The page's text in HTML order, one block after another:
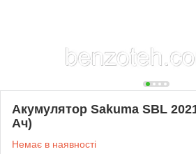
Акумулятор Sakuma SBL
Ач)
Немає в наявності